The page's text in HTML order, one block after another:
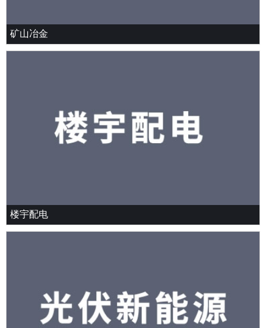
矿山冶金
楼宇配电